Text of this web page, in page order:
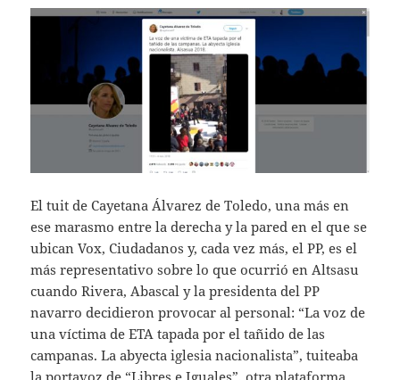
El tuit de Cayetana Álvarez de Toledo, una más en
ese marasmo entre la derecha y la pared en el que se
ubican Vox, Ciudadanos y, cada vez más, el PP, es el
más representativo sobre lo que ocurrió en Altsasu
cuando Rivera, Abascal y la presidenta del PP
navarro decidieron provocar al personal: “La voz de
una víctima de ETA tapada por el tañido de las
campanas. La abyecta iglesia nacionalista”, tuiteaba